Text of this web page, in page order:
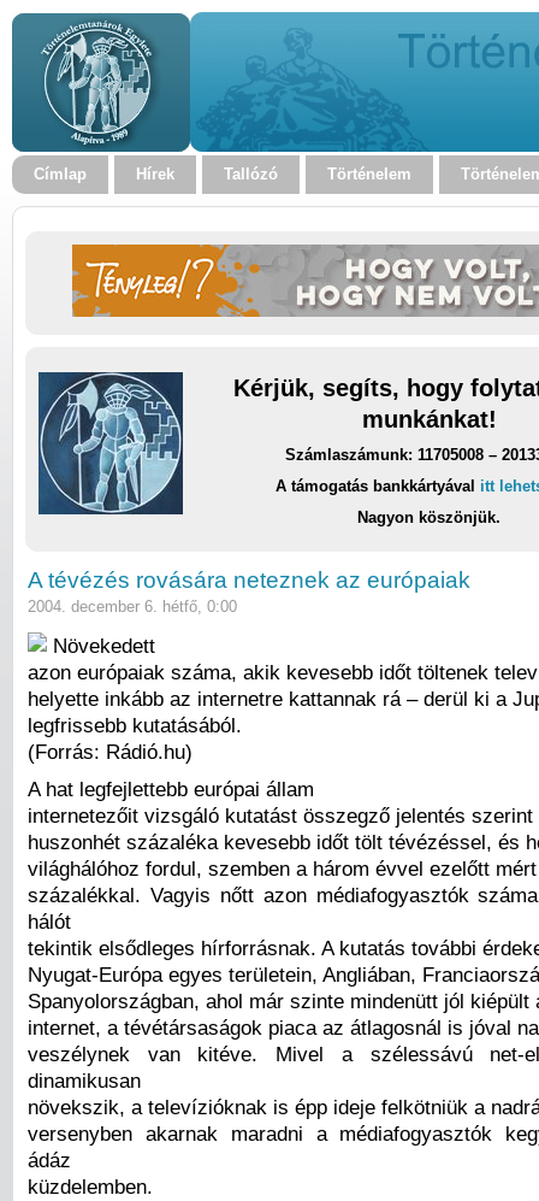
Címlap Hírek Tallózó Történelem
Kérjük, segíts, hogy
munkánkat!
Számlaszámunk: 11705008 –
A támogatás bankkártyával itt
Nagyon köszönjük.
A tévézés rovására neteznek az európaiak
2004. december 6. hétfő, 0:00
Növekedett
azon európaiak száma, akik kevesebb időt töltenek
helyette inkább az internetre kattannak rá – derül ki a
legfrissebb kutatásából.
(Forrás: Rádió.hu)
A hat legfejlettebb európai állam
internetezőit vizsgáló kutatást összegző jelentés
huszonhét százaléka kevesebb időt tölt tévézéssel, és
világhálóhoz fordul, szemben a három évvel ezelőtt
százalékkal. Vagyis nőtt azon médiafogyasztók
hálót
tekintik elsődleges hírforrásnak. A kutatás további
Nyugat-Európa egyes területein, Angliában,
Spanyolországban, ahol már szinte mindenütt jól kiépült
internet, a tévétársaságok piaca az átlagosnál is jóval
veszélynek van kitéve. Mivel a szélessávú net-
dinamikusan
növekszik, a televízióknak is épp ideje felkötniük a
versenyben akarnak maradni a médiafogyasztók
ádáz
küzdelemben.